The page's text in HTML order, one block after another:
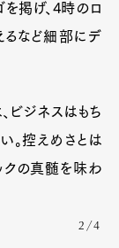
を掲げ、4時のロ
るなど細部にデ
ビジネスはもち
。控えめさとは
クの真髄を味わ
2/4